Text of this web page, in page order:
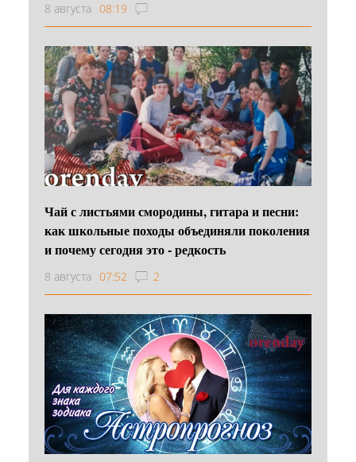
8 августа 08:19
Чай с листьями смородины, гитара и песни:
как школьные походы объединяли поколения
и почему сегодня это - редкость
8 августа 07:52 2